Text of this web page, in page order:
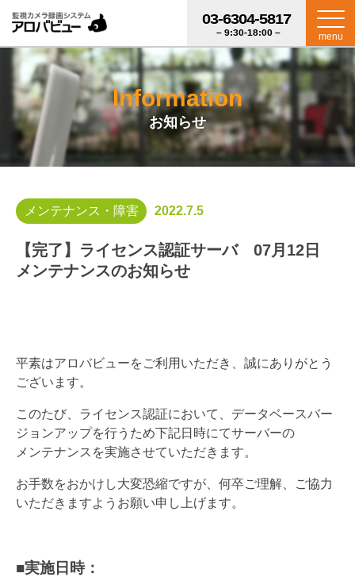
menu
03-6304-5817
– 9:30-18:00 –
Information
お知らせ
メンテナンス・障害 2022.7.5
【完了】ライセンス認証サーバ 07月12日
メンテナンスのお知らせ
平素はアロバビューをご利用いただき、誠にありがとう
ございます。
このたび、ライセンス認証において、データベースバー
ジョンアップを行うため下記日時にてサーバーの
メンテナンスを実施させていただきます。
お手数をおかけし大変恐縮ですが、何卒ご理解、ご協力
いただきますようお願い申し上げます。
■実施日時：